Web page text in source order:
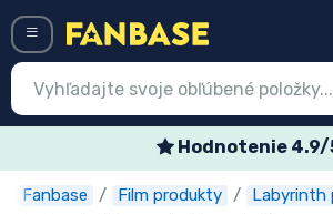
Fanbase Film produkty Labyrinth
Prihlásiť sa